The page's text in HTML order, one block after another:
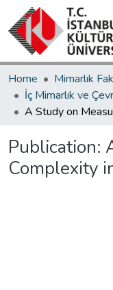
Home
Publication:
Complexity